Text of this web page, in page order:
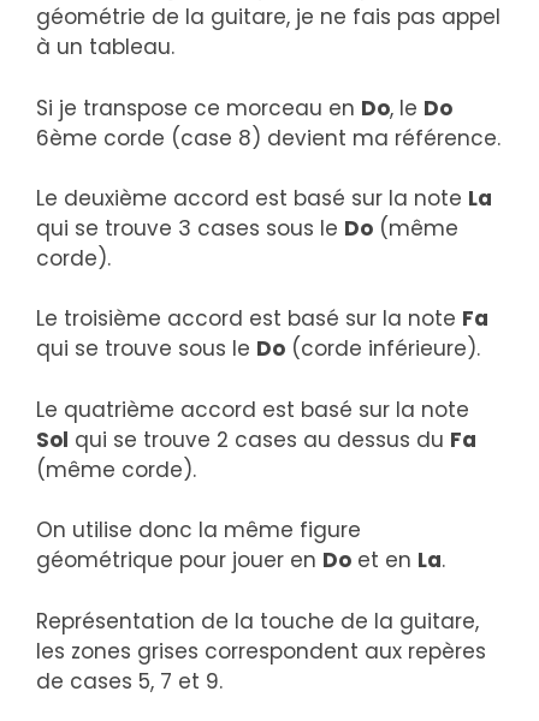
géométrie de la guitare, je ne fais pas appel
à un tableau.
Si je transpose ce morceau en Do, le Do
6ème corde (case 8) devient ma référence.
Le deuxième accord est basé sur la note La
qui se trouve 3 cases sous le Do (même
corde).
Le troisième accord est basé sur la note Fa
qui se trouve sous le Do (corde inférieure).
Le quatrième accord est basé sur la note
Sol qui se trouve 2 cases au dessus du Fa
(même corde).
On utilise donc la même figure
géométrique pour jouer en Do et en La.
Représentation de la touche de la guitare,
les zones grises correspondent aux repères
de cases 5, 7 et 9.